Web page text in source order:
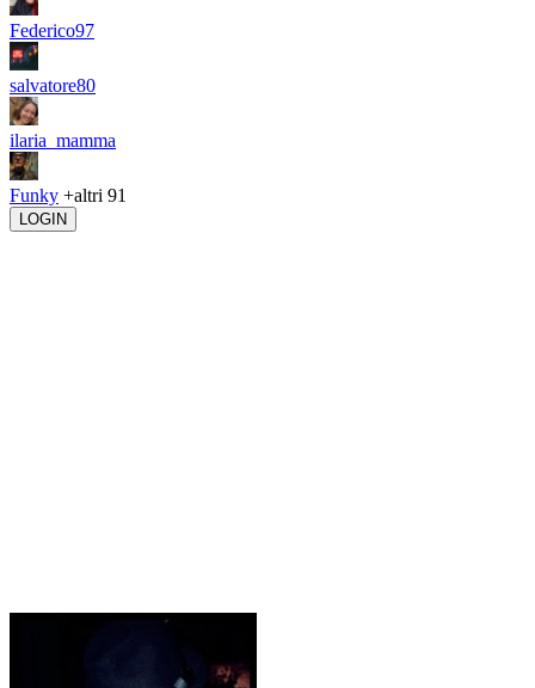
Federico97
salvatore80
ilaria_mamma
Funky +altri 91
LOGIN